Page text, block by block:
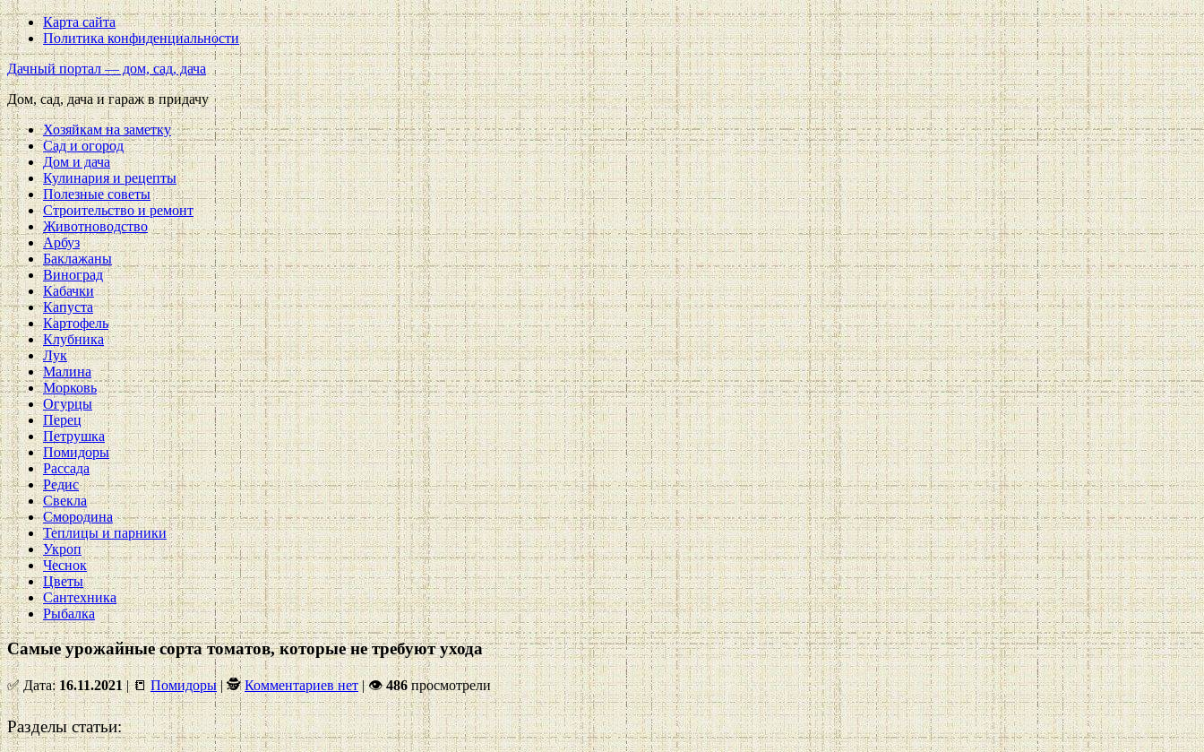
Карта сайта
Политика конфиденциальности
Дачный портал — дом, сад, дача
Дом, сад, дача и гараж в придачу
Хозяйкам на заметку
Сад и огород
Дом и дача
Кулинария и рецепты
Полезные советы
Строительство и ремонт
Животноводство
Арбуз
Баклажаны
Виноград
Кабачки
Капуста
Картофель
Клубника
Лук
Малина
Морковь
Огурцы
Перец
Петрушка
Помидоры
Рассада
Редис
Свекла
Смородина
Теплицы и парники
Укроп
Чеснок
Цветы
Сантехника
Рыбалка
Самые урожайные сорта томатов, которые не требуют ухода
✅ Дата:16.11.2021| 📒Помидоры| 🕵Комментариев нет|👁486просмотрели
Разделы статьи: